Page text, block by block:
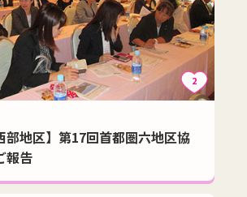
2
部地区】第17回首都圏六地区協
報告